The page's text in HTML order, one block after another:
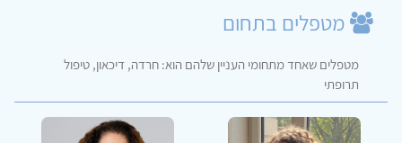
מטפלים בתחום
מטפלים שאחד מתחומי העניין שלהם הוא: חרדה, דיכאון, טיפול
תרופתי